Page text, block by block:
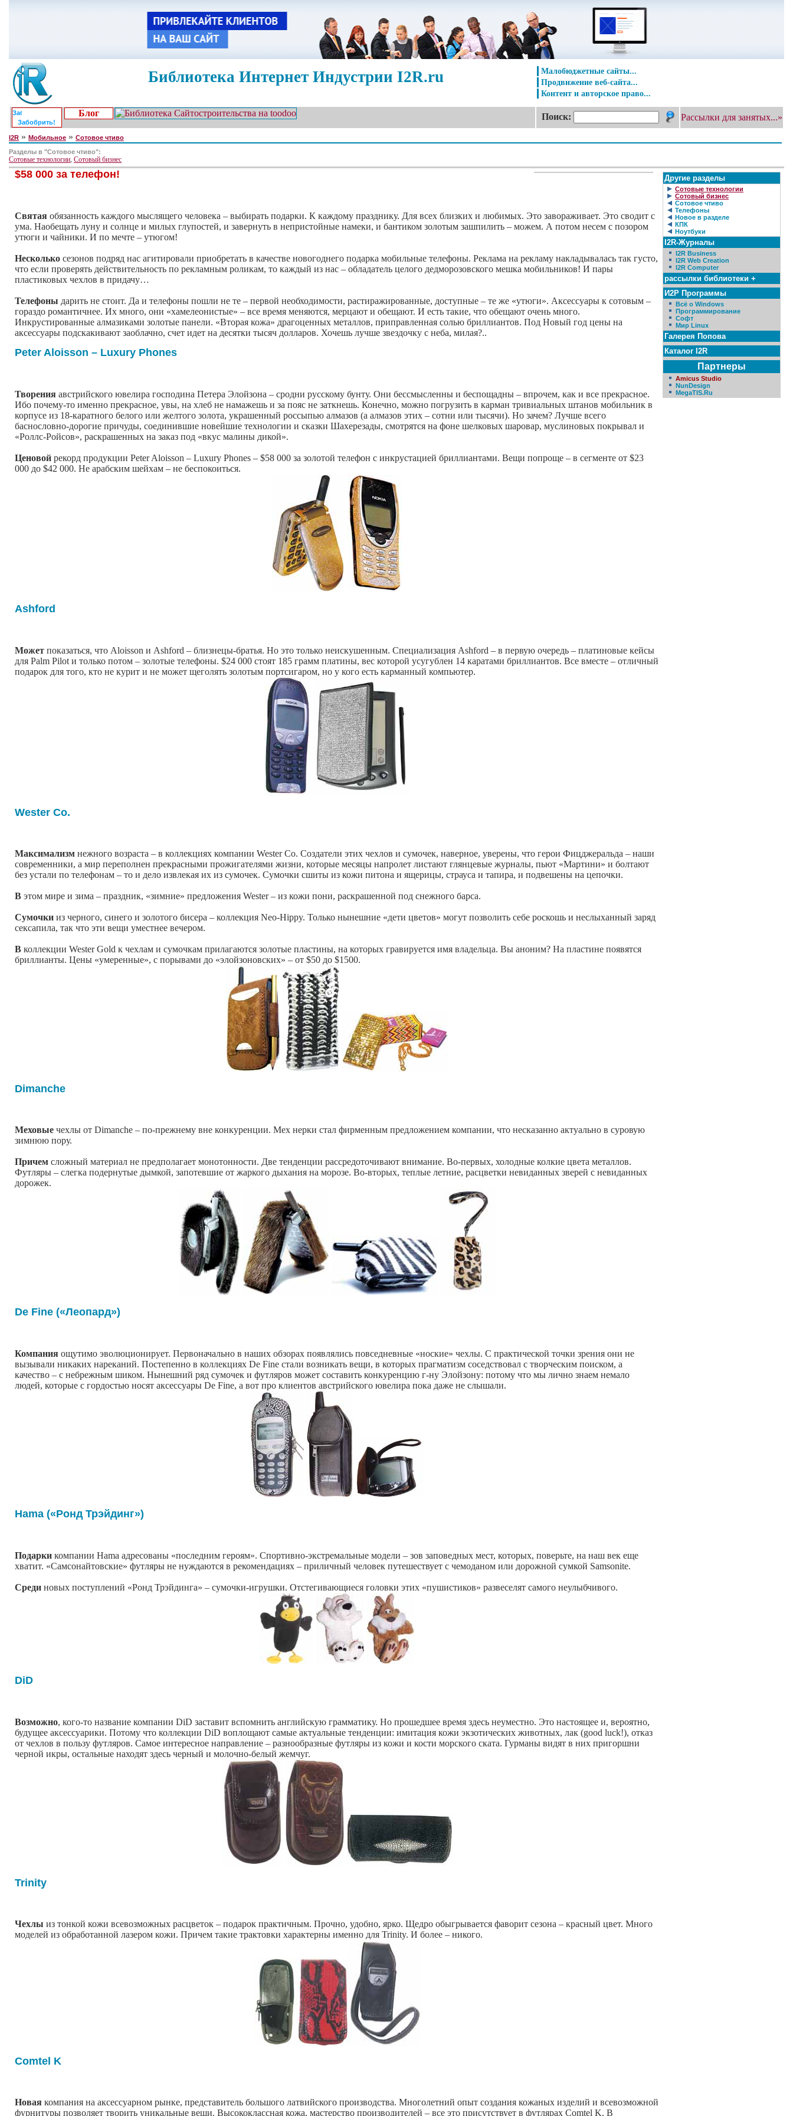
Библиотека Интернет Индустрии I2R.ru
Малобюджетные сайты...
Продвижение веб-сайта...
Контент и авторское право...
Забобрить!
Блог Поиск: Рассылки для занятых...»
I2R » Мобильное » Сотовое чтиво
Разделы в "Сотовое чтиво":
Сотовые технологии, Сотовый бизнес
$58 000 за телефон!
Cвятая обязанность каждого мыслящего человека – выбирать подарки. К каждому празднику. Для всех близких и любимых. Это завораживает. Это сводит с
ума. Наобещать луну и солнце и милых глупостей, и завернуть в непристойные намеки, и бантиком золотым зашпилить – можем. А потом несем с позором
утюги и чайники. И по мечте – утюгом!
Несколько сезонов подряд нас агитировали приобретать в качестве новогоднего подарка мобильные телефоны. Реклама на рекламу накладывалась так густо,
что если проверять действительность по рекламным роликам, то каждый из нас – обладатель целого дедморозовского мешка мобильников! И пары
пластиковых чехлов в придачу…
Телефоны дарить не стоит. Да и телефоны пошли не те – первой необходимости, растиражированные, доступные – те же «утюги». Аксессуары к сотовым –
гораздо романтичнее. Их много, они «хамелеонистые» – все время меняются, мерцают и обещают. И есть такие, что обещают очень много.
Инкрустированные алмазиками золотые панели. «Вторая кожа» драгоценных металлов, приправленная солью бриллиантов. Под Новый год цены на
аксессуары подскакивают заоблачно, счет идет на десятки тысяч долларов. Хочешь лучше звездочку с неба, милая?..
Peter Aloisson – Luxury Phones
Творения австрийского ювелира господина Петера Элойзона – сродни русскому бунту. Они бессмысленны и беспощадны – впрочем, как и все прекрасное.
Ибо почему-то именно прекрасное, увы, на хлеб не намажешь и за пояс не заткнешь. Конечно, можно погрузить в карман тривиальных штанов мобильник в
корпусе из 18-каратного белого или желтого золота, украшенный россыпью алмазов (а алмазов этих – сотни или тысячи). Но зачем? Лучше всего
баснословно-дорогие причуды, соединившие новейшие технологии и сказки Шахерезады, смотрятся на фоне шелковых шаровар, муслиновых покрывал и
«Роллс-Ройсов», раскрашенных на заказ под «вкус малины дикой».
Ценовой рекорд продукции Peter Aloisson – Luxury Phones – $58 000 за золотой телефон с инкрустацией бриллиантами. Вещи попроще – в сегменте от $23
000 до $42 000. Не арабским шейхам – не беспокоиться.
Ashford
Может показаться, что Aloisson и Ashford – близнецы-братья. Но это только неискушенным. Специализация Ashford – в первую очередь – платиновые кейсы
для Palm Pilot и только потом – золотые телефоны. $24 000 стоят 185 грамм платины, вес которой усугублен 14 каратами бриллиантов. Все вместе – отличный
подарок для того, кто не курит и не может щеголять золотым портсигаром, но у кого есть карманный компьютер.
Wester Co.
Максимализм нежного возраста – в коллекциях компании Wester Co. Создатели этих чехлов и сумочек, наверное, уверены, что герои Фицджеральда – наши
современники, а мир переполнен прекрасными прожигателями жизни, которые месяцы напролет листают глянцевые журналы, пьют «Мартини» и болтают
без устали по телефонам – то и дело извлекая их из сумочек. Сумочки сшиты из кожи питона и ящерицы, страуса и тапира, и подвешены на цепочки.
В этом мире и зима – праздник, «зимние» предложения Wester – из кожи пони, раскрашенной под снежного барса.
Сумочки из черного, синего и золотого бисера – коллекция Neo-Hippy. Только нынешние «дети цветов» могут позволить себе роскошь и неслыханный заряд
сексапила, так что эти вещи уместнее вечером.
В коллекции Wester Gold к чехлам и сумочкам прилагаются золотые пластины, на которых гравируется имя владельца. Вы аноним? На пластине появятся
бриллианты. Цены «умеренные», с порывами до «элойзоновских» – от $50 до $1500.
Dimanche
Меховые чехлы от Dimanche – по-прежнему вне конкуренции. Мех нерки стал фирменным предложением компании, что несказанно актуально в суровую
зимнюю пору.
Причем сложный материал не предполагает монотонности. Две тенденции рассредоточивают внимание. Во-первых, холодные колкие цвета металлов.
Футляры – слегка подернутые дымкой, запотевшие от жаркого дыхания на морозе. Во-вторых, теплые летние, расцветки невиданных зверей с невиданных
дорожек.
De Fine («Леопард»)
Компания ощутимо эволюционирует. Первоначально в наших обзорах появлялись повседневные «ноские» чехлы. С практической точки зрения они не
вызывали никаких нареканий. Постепенно в коллекциях De Fine стали возникать вещи, в которых прагматизм соседствовал с творческим поиском, а
качество – с небрежным шиком. Нынешний ряд сумочек и футляров может составить конкуренцию г-ну Элойзону: потому что мы лично знаем немало
людей, которые с гордостью носят аксессуары De Fine, а вот про клиентов австрийского ювелира пока даже не слышали.
Hama («Ронд Трэйдинг»)
Подарки компании Hama адресованы «последним героям». Спортивно-экстремальные модели – зов заповедных мест, которых, поверьте, на наш век еще
хватит. «Самсонайтовские» футляры не нуждаются в рекомендациях – приличный человек путешествует с чемоданом или дорожной сумкой Samsonite.
Среди новых поступлений «Ронд Трэйдинга» – сумочки-игрушки. Отстегивающиеся головки этих «пушистиков» развеселят самого неулыбчивого.
DiD
Возможно, кого-то название компании DiD заставит вспомнить английскую грамматику. Но прошедшее время здесь неуместно. Это настоящее и, вероятно,
будущее аксессуарики. Потому что коллекции DiD воплощают самые актуальные тенденции: имитация кожи экзотических животных, лак (good luck!), отказ
от чехлов в пользу футляров. Самое интересное направление – разнообразные футляры из кожи и кости морского ската. Гурманы видят в них пригоршни
черной икры, остальные находят здесь черный и молочно-белый жемчуг.
Trinity
Чехлы из тонкой кожи всевозможных расцветок – подарок практичным. Прочно, удобно, ярко. Щедро обыгрывается фаворит сезона – красный цвет. Много
моделей из обработанной лазером кожи. Причем такие трактовки характерны именно для Trinity. И более – никого.
Comtel K
Новая компания на аксессуарном рынке, представитель большого латвийского производства. Многолетний опыт создания кожаных изделий и всевозможной
фурнитуры позволяет творить уникальные вещи. Высококлассная кожа, мастерство производителей – все это присутствует в футлярах Comtel K. В
Другие разделы
Сотовые технологии
Сотовый бизнес
Сотовое чтиво
Телефоны
Новое в разделе
КПК
Ноутбуки
I2R-Журналы
I2R Business
I2R Web Creation
I2R Computer
рассылки библиотеки +
И2Р Программы
Всё о Windows
Программирование
Софт
Мир Linux
Галерея Попова
Каталог I2R
Партнеры
Amicus Studio
NunDesign
MegaTIS.Ru